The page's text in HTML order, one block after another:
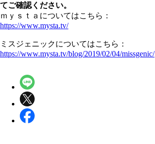
てご確認ください。
ｍｙｓｔａについてはこちら：
https://www.mysta.tv/
ミスジェニックについてはこちら：
https://www.mysta.tv/blog/2019/02/04/missgenic/